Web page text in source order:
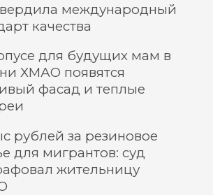
международный
качества
для будущих мам в
ХМАО появятся
фасад и теплые
рублей за резиновое
для мигрантов: суд
жительницу